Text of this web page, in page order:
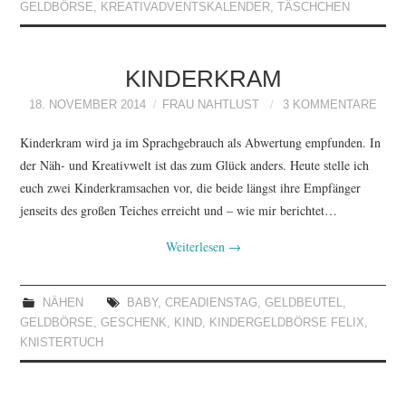
GELDBÖRSE, KREATIVADVENTSKALENDER, TÄSCHCHEN
KINDERKRAM
18. NOVEMBER 2014 FRAU NAHTLUST 3 KOMMENTARE
Kinderkram wird ja im Sprachgebrauch als Abwertung empfunden. In
der Näh- und Kreativwelt ist das zum Glück anders. Heute stelle ich
euch zwei Kinderkramsachen vor, die beide längst ihre Empfänger
jenseits des großen Teiches erreicht und – wie mir berichtet…
Weiterlesen →
NÄHEN BABY, CREADIENSTAG GELDBEUTEL
GELDBÖRSE
,GESCHENK KIND KINDERGELDBÖRSE FELIX
KNISTERTUCH